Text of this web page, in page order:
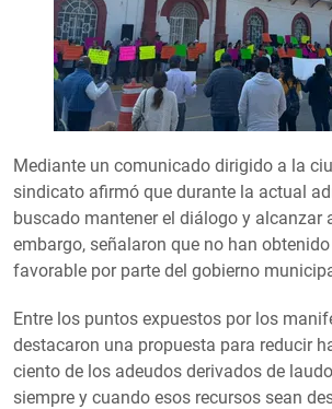
Mediante un comunicado dirigido a la
sindicato afirmó que durante la actual
buscado mantener el diálogo y alcanzar
embargo, señalaron que no han
favorable por parte del gobierno
Entre los puntos expuestos por los
destacaron una propuesta para reducir
ciento de los adeudos derivados de
siempre y cuando esos recursos sean